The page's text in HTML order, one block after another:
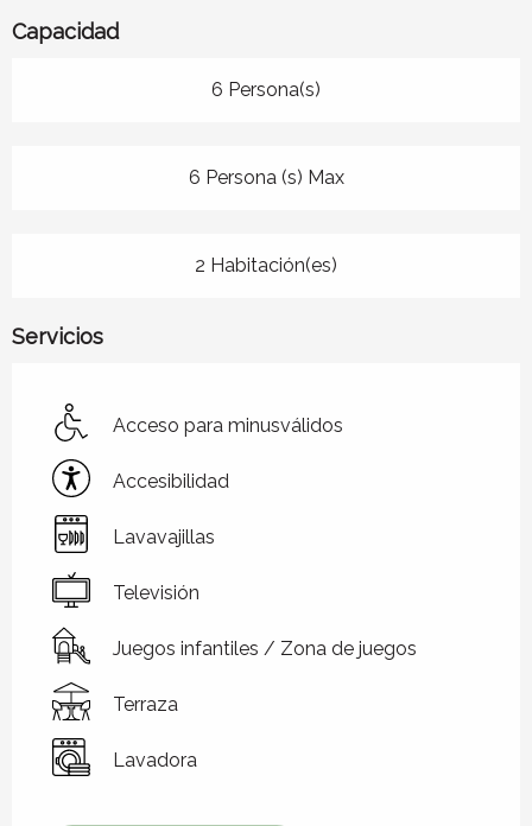
Capacidad
6 Persona(s)
6 Persona (s) Max
2 Habitación(es)
Servicios
Acceso para minusválidos
Accesibilidad
Lavavajillas
Televisión
Juegos infantiles / Zona de juegos
Terraza
Lavadora